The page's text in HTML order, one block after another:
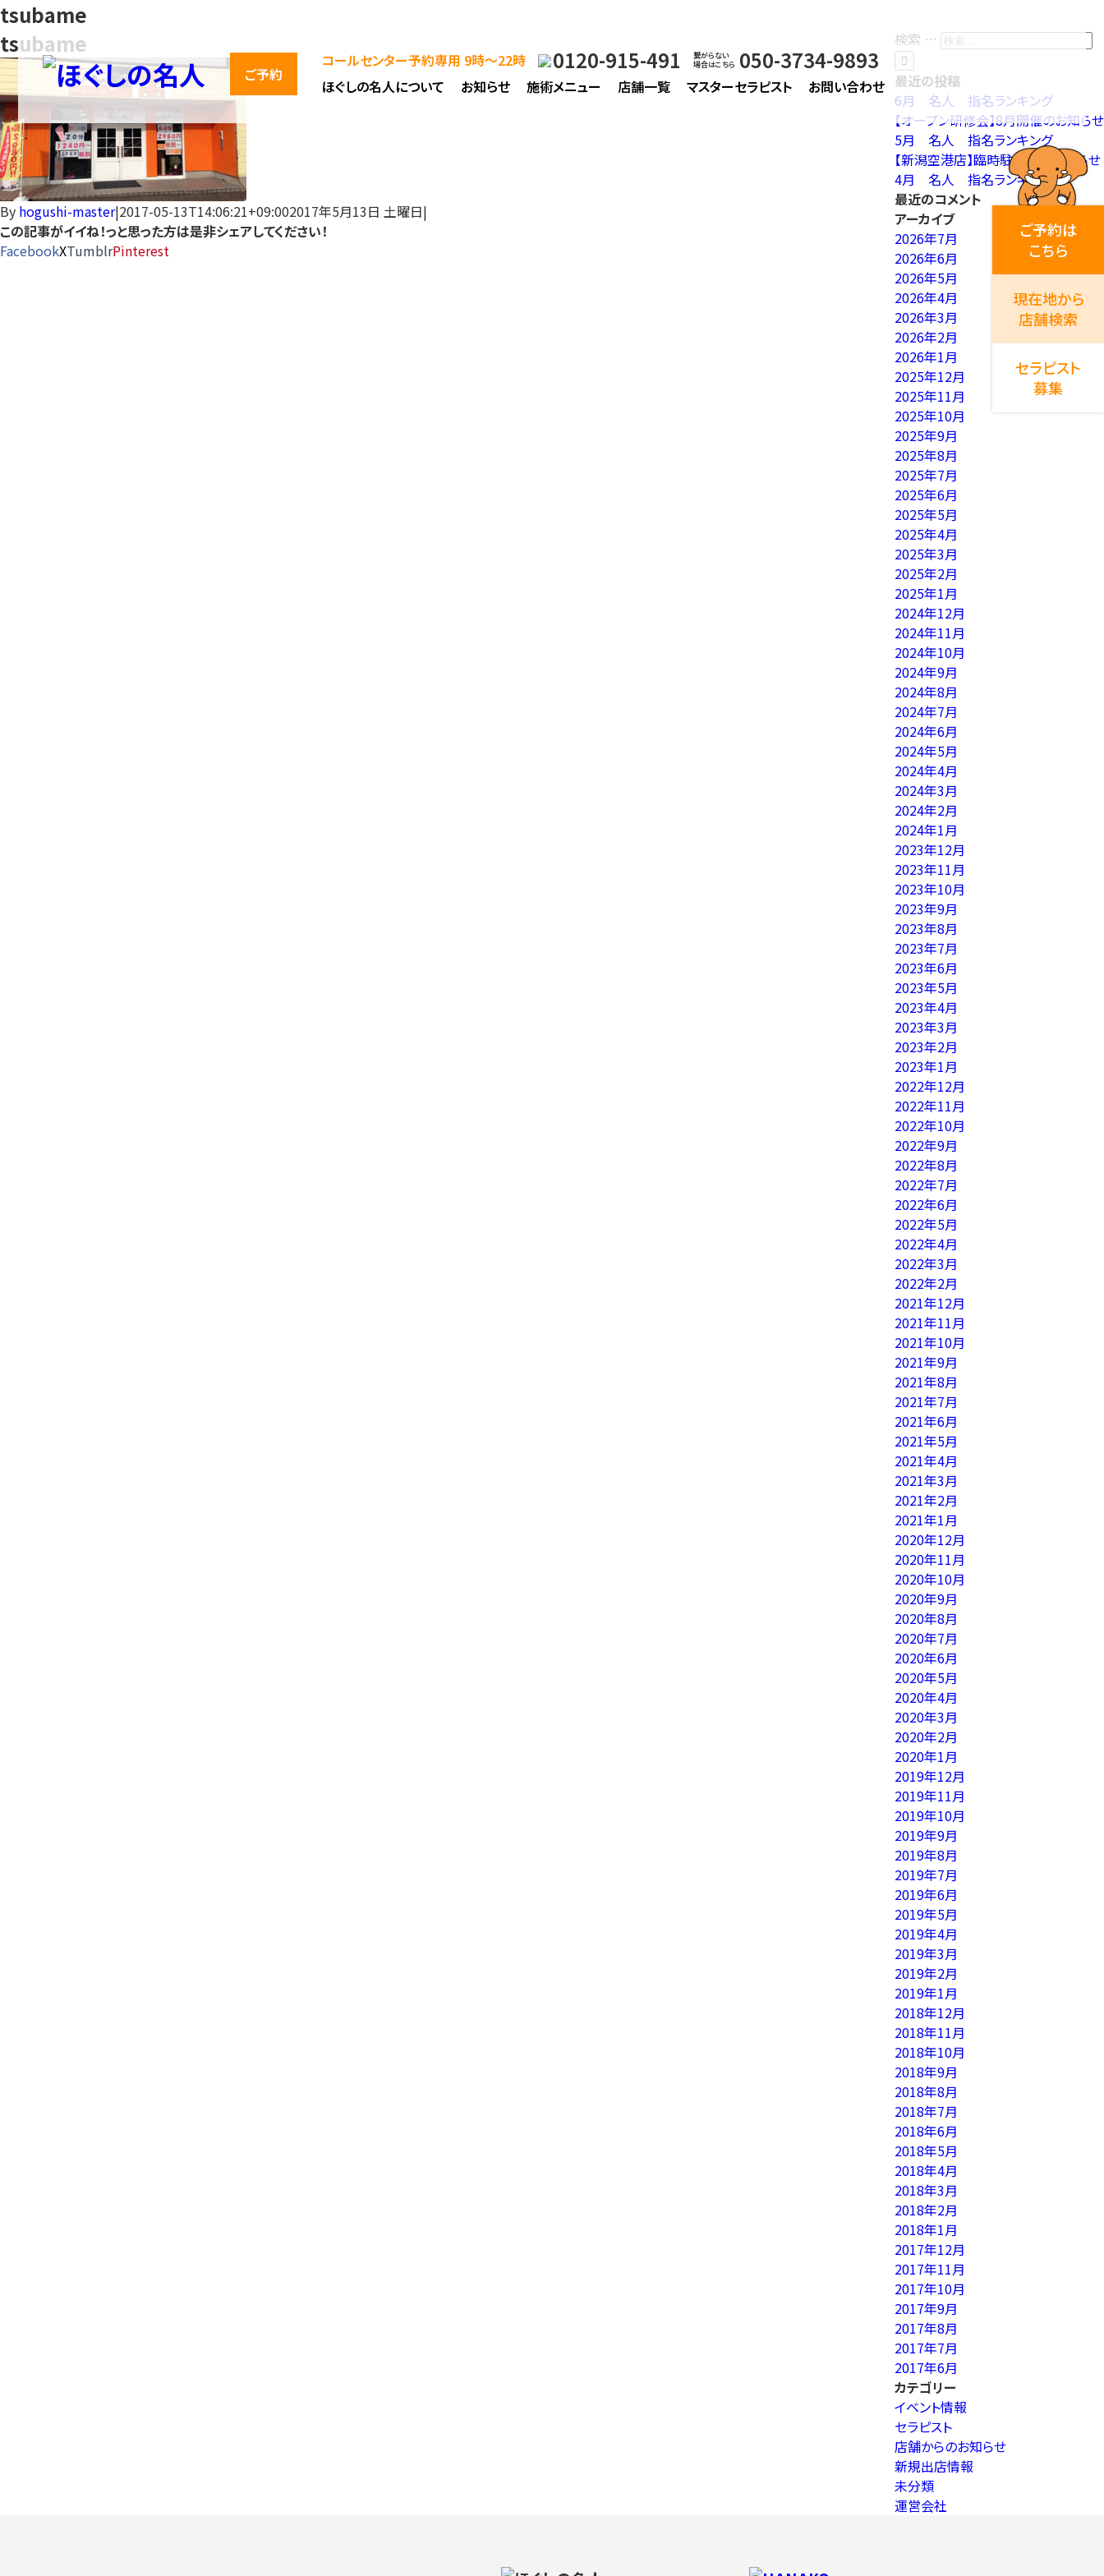
ご予約
コールセンター予約専用 9時～22時 0120-915-491
繋がらない
場合はこちら 050-3734-9893
ほぐしの名人について お知らせ 施術メニュー 店舗一覧 マスターセラピスト お問い合わせ
tsubame
tsubame
By hogushi-master|2017-05-13T14:06:21+09:002017年5月13日 土曜日|
この記事がイイね！っと思った方は是非シェアしてください！
FacebookXTumblrPinterest
検索 …
最近の投稿
6月 名人 指名ランキング
【オープン研修会】8月開催のお知らせ
5月 名人 指名ランキング
【新潟空港店】臨時駐車場のお知らせ
4月 名人 指名ランキング
最近のコメント
アーカイブ
2026年7月
2026年6月
2026年5月
2026年4月
2026年3月
2026年2月
2026年1月
2025年12月
2025年11月
2025年10月
2025年9月
2025年8月
2025年7月
2025年6月
2025年5月
2025年4月
2025年3月
2025年2月
2025年1月
2024年12月
2024年11月
2024年10月
2024年9月
2024年8月
2024年7月
2024年6月
2024年5月
2024年4月
2024年3月
2024年2月
2024年1月
2023年12月
2023年11月
2023年10月
2023年9月
2023年8月
2023年7月
2023年6月
2023年5月
2023年4月
2023年3月
2023年2月
2023年1月
2022年12月
2022年11月
2022年10月
2022年9月
2022年8月
2022年7月
2022年6月
2022年5月
2022年4月
2022年3月
2022年2月
2021年12月
2021年11月
2021年10月
2021年9月
2021年8月
2021年7月
2021年6月
2021年5月
2021年4月
2021年3月
2021年2月
2021年1月
2020年12月
2020年11月
2020年10月
2020年9月
2020年8月
2020年7月
2020年6月
2020年5月
2020年4月
2020年3月
2020年2月
2020年1月
2019年12月
2019年11月
2019年10月
2019年9月
2019年8月
2019年7月
2019年6月
2019年5月
2019年4月
2019年3月
2019年2月
2019年1月
2018年12月
2018年11月
2018年10月
2018年9月
2018年8月
2018年7月
2018年6月
2018年5月
2018年4月
2018年3月
2018年2月
2018年1月
2017年12月
2017年11月
2017年10月
2017年9月
2017年8月
2017年7月
2017年6月
カテゴリー
イベント情報
セラピスト
店舗からのお知らせ
新規出店情報
未分類
運営会社
ご予約は
こちら
現在地から
店舗検索
セラピスト
募集